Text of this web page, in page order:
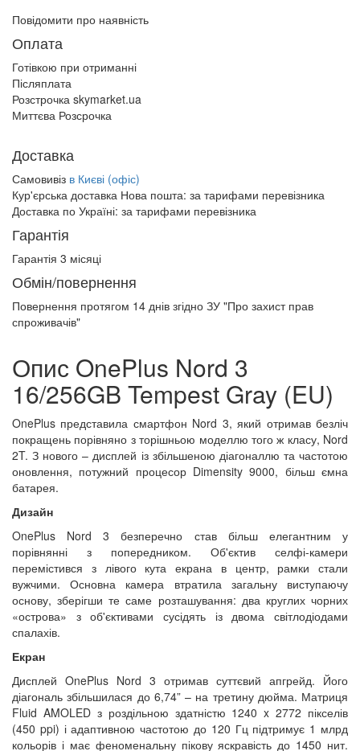
Повідомити про наявність
Оплата
Готівкою при отриманні
Післяплата
Розстрочка skymarket.ua
Миттєва Розсрочка
Доставка
Самовивіз в Києві (офіс)
Кур'єрська доставка Нова пошта: за тарифами перевізника
Доставка по Україні: за тарифами перевізника
Гарантія
Гарантія 3 місяці
Обмін/повернення
Повернення протягом 14 днів згідно ЗУ "Про захист прав
спроживачів"
Опис OnePlus Nord 3
16/256GB Tempest Gray (EU)
OnePlus представила смартфон Nord 3, який отримав безліч
покращень порівняно з торішньою моделлю того ж класу, Nord
2T. З нового – дисплей із збільшеною діагоналлю та частотою
оновлення, потужний процесор Dimensity 9000, більш ємна
батарея.
Дизайн
OnePlus Nord 3 безперечно став більш елегантним у
порівнянні з попередником. Об'єктив селфі-камери
перемістився з лівого кута екрана в центр, рамки стали
вужчими. Основна камера втратила загальну виступаючу
основу, зберігши те саме розташування: два круглих чорних
«острова» з об'єктивами сусідять із двома світлодіодами
спалахів.
Екран
Дисплей OnePlus Nord 3 отримав суттєвий апгрейд. Його
діагональ збільшилася до 6,74” – на третину дюйма. Матриця
Fluid AMOLED з роздільною здатністю 1240 x 2772 пікселів
(450 ppi) і адаптивною частотою до 120 Гц підтримує 1 млрд
кольорів і має феноменальну пікову яскравість до 1450 нит.